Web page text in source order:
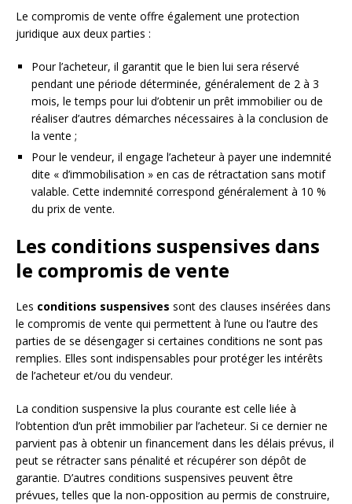
Le compromis de vente offre également une protection
juridique aux deux parties :
Pour l’acheteur, il garantit que le bien lui sera réservé
pendant une période déterminée, généralement de 2 à 3
mois, le temps pour lui d’obtenir un prêt immobilier ou de
réaliser d’autres démarches nécessaires à la conclusion de
la vente ;
Pour le vendeur, il engage l’acheteur à payer une indemnité
dite « d’immobilisation » en cas de rétractation sans motif
valable. Cette indemnité correspond généralement à 10 %
du prix de vente.
Les conditions suspensives dans
le compromis de vente
Les conditions suspensives sont des clauses insérées dans
le compromis de vente qui permettent à l’une ou l’autre des
parties de se désengager si certaines conditions ne sont pas
remplies. Elles sont indispensables pour protéger les intérêts
de l’acheteur et/ou du vendeur.
La condition suspensive la plus courante est celle liée à
l’obtention d’un prêt immobilier par l’acheteur. Si ce dernier ne
parvient pas à obtenir un financement dans les délais prévus, il
peut se rétracter sans pénalité et récupérer son dépôt de
garantie. D’autres conditions suspensives peuvent être
prévues, telles que la non-opposition au permis de construire,